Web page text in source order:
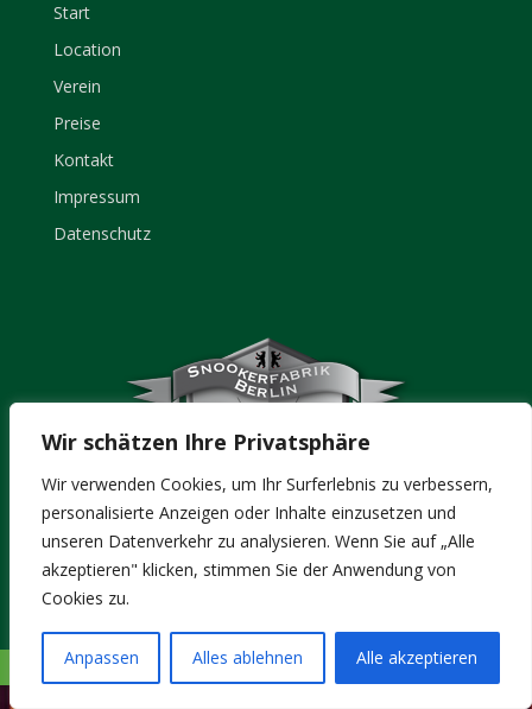
Wir schätzen Ihre Privatsphäre
Wir verwenden Cookies, um Ihr Surferlebnis zu verbessern,
personalisierte Anzeigen oder Inhalte einzusetzen und
unseren Datenverkehr zu analysieren. Wenn Sie auf „Alle
akzeptieren" klicken, stimmen Sie der Anwendung von
Cookies zu.
Anpassen Alles ablehnen Alle akzeptieren
Start
Location
Verein
Preise
Kontakt
Impressum
Datenschutz